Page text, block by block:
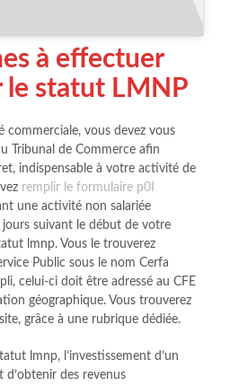
à effectuer
le statut LMNP
vous devez vous
Tribunal de Commerce afin
indispensable à votre activité de
remplir le formulaire p0I
une activité non salariée
suivant le début de votre
lmnp. Vous le trouverez
Public sous le nom Cerfa
celui-ci doit être adressé au CFE
géographique. Vous trouverez
grâce à une rubrique dédiée.
lmnp, l’investissement d’un
des revenus